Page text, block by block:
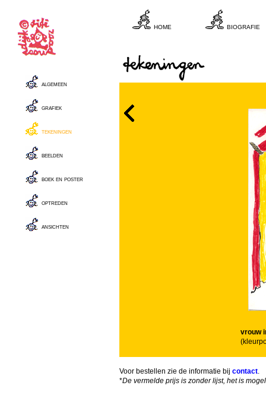
vrouw
Voor bestellen zie de informatie bij contact.
*De vermelde prijs is zonder lijst, het is